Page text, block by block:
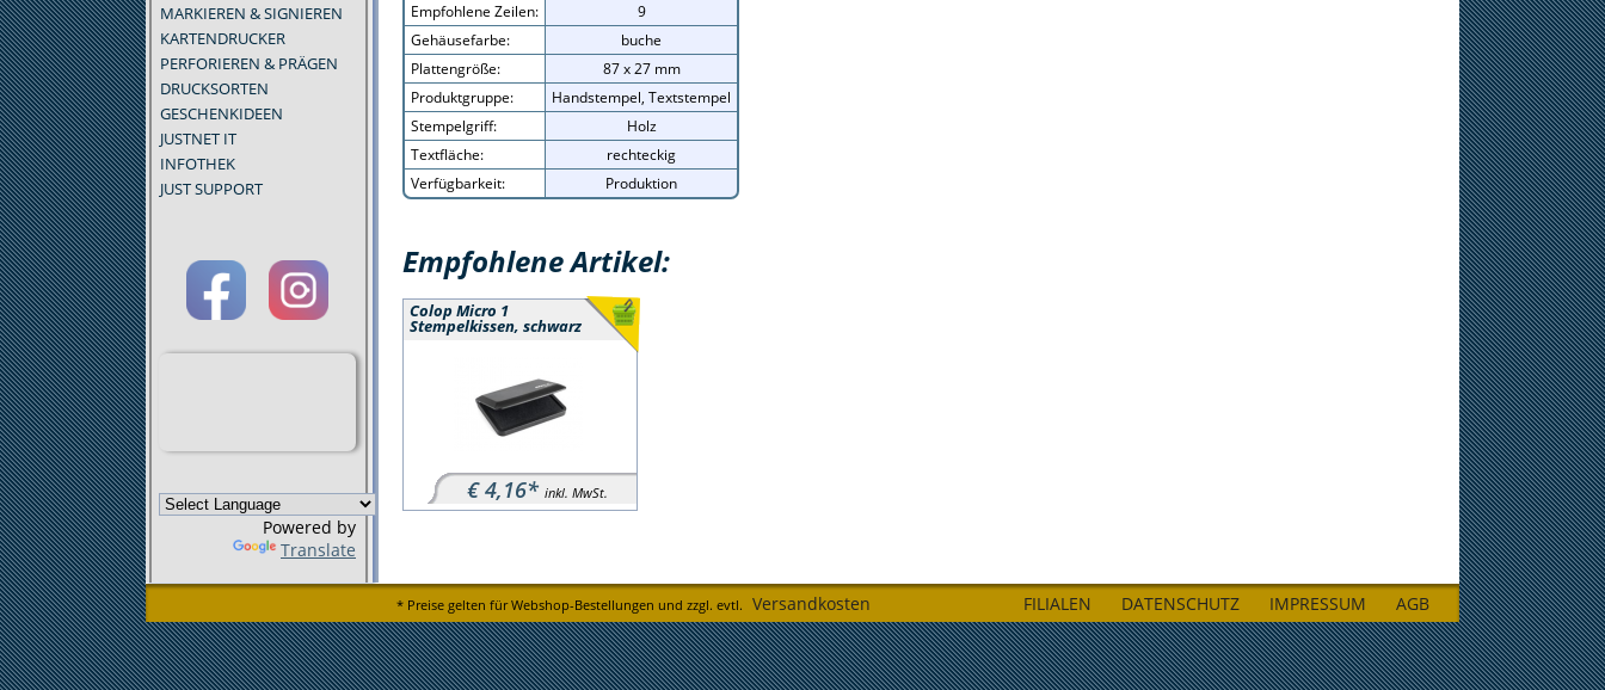
MARKIEREN & SIGNIEREN
KARTENDRUCKER
PERFORIEREN & PRÄGEN
DRUCKSORTEN
GESCHENKIDEEN
JUSTNET IT
INFOTHEK
JUST SUPPORT
Powered by
Translate
Empfohlene Zeilen:
9
Gehäusefarbe:
buche
Plattengröße:
87 x 27 mm
Produktgruppe:
Handstempel, Textstempel
Stempelgriff:
Holz
Textfläche:
rechteckig
Verfügbarkeit:
Produktion
Empfohlene Artikel:
Colop Micro 1
Stempelkissen, schwarz
€ 4,16* inkl. MwSt.
* Preise gelten für Webshop-Bestellungen und zzgl. evtl. Versandkosten AGB
IMPRESSUM
DATENSCHUTZ
FILIALEN